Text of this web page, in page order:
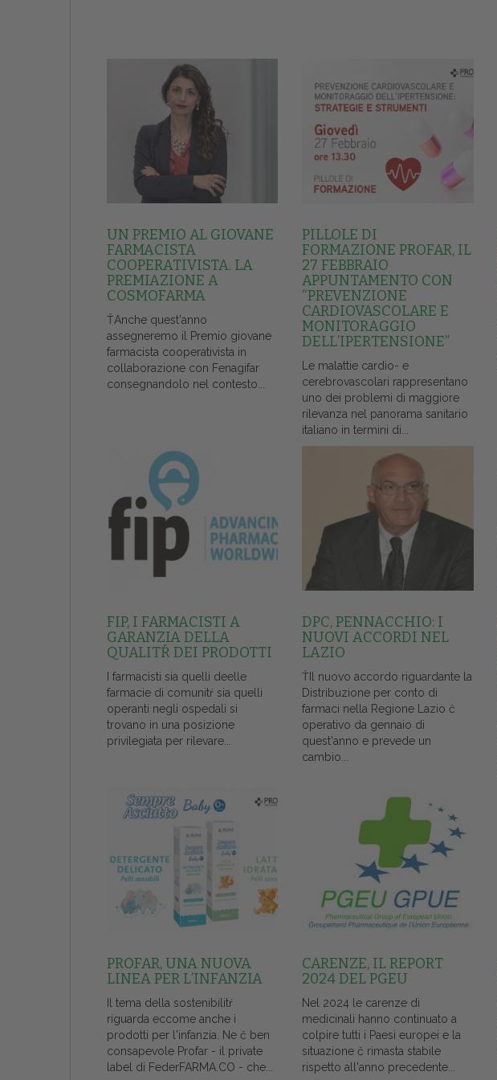
UN PREMIO AL GIOVANE
FARMACISTA
COOPERATIVISTA. LA
PREMIAZIONE A
COSMOFARMA
ŤAnche quest'anno
assegneremo il Premio giovane
farmacista cooperativista in
collaborazione con Fenagifar
consegnandolo nel contesto...
PILLOLE DI
FORMAZIONE PROFAR, IL
27 FEBBRAIO
APPUNTAMENTO CON
“PREVENZIONE
CARDIOVASCOLARE E
MONITORAGGIO
DELL’IPERTENSIONE”
Le malattie cardio- e
cerebrovascolari rappresentano
uno dei problemi di maggiore
rilevanza nel panorama sanitario
italiano in termini di...
FIP, I FARMACISTI A
GARANZIA DELLA
QUALITŔ DEI PRODOTTI
I farmacisti sia quelli deelle
farmacie di comunitŕ sia quelli
operanti negli ospedali si
trovano in una posizione
privilegiata per rilevare...
DPC, PENNACCHIO: I
NUOVI ACCORDI NEL
LAZIO
ŤIl nuovo accordo riguardante la
Distribuzione per conto di
farmaci nella Regione Lazio č
operativo da gennaio di
quest'anno e prevede un
cambio...
PROFAR, UNA NUOVA
LINEA PER L’INFANZIA
Il tema della sostenibilitŕ
riguarda eccome anche i
prodotti per l'infanzia. Ne č ben
consapevole Profar - il private
label di FederFARMA.CO - che...
CARENZE, IL REPORT
2024 DEL PGEU
Nel 2024 le carenze di
medicinali hanno continuato a
colpire tutti i Paesi europei e la
situazione č rimasta stabile
rispetto all'anno precedente...